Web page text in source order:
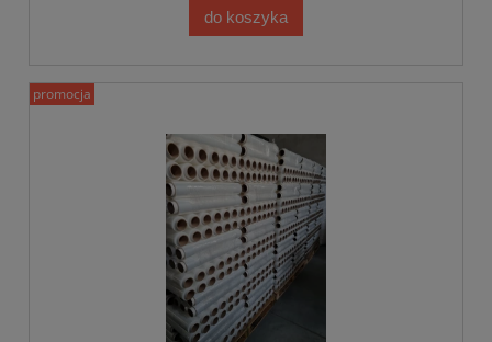
do koszyka
promocja